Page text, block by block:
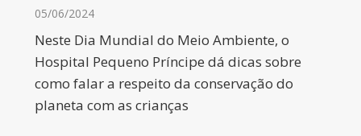
05/06/2024
Neste Dia Mundial do Meio Ambiente, o
Hospital Pequeno Príncipe dá dicas sobre
como falar a respeito da conservação do
planeta com as crianças